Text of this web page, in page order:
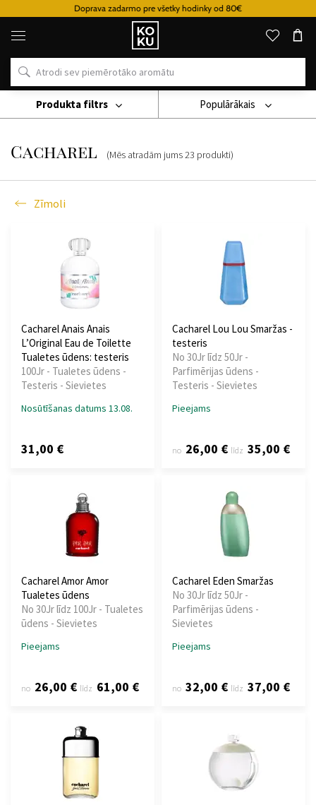
Doprava zadarmo pre všetky hodinky od 80€
Oriģinālie
parfimērijas
izstrādājumi
un
pulksteņi
vietā
Zīmoli
Cacharel
Cacharel (Mēs atradām jums23 produkti)
Populārākais
Zīmoli
Produkta filtrs
Cacharel Anais Anais
L’Original Eau de Toilette
Tualetes ūdens: testeris
100Jr - Tualetes ūdens -
Testeris - Sievietes
Nosūtīšanas datums 13.08.
31,00 €
Cacharel Lou Lou Smaržas -
testeris
No 30Jr līdz 50Jr -
Parfimērijas ūdens -
Testeris - Sievietes
Pieejams
no 26,00 € līdz 35,00 €
Cacharel Amor Amor
Tualetes ūdens
No 30Jr līdz 100Jr - Tualetes
ūdens - Sievietes
Pieejams
no 26,00 € līdz 61,00 €
Cacharel Eden Smaržas
No 30Jr līdz 50Jr -
Parfimērijas ūdens -
Sievietes
Pieejams
no 32,00 € līdz 37,00 €